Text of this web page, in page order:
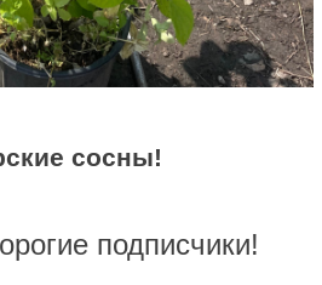
сосны!
подписчики!